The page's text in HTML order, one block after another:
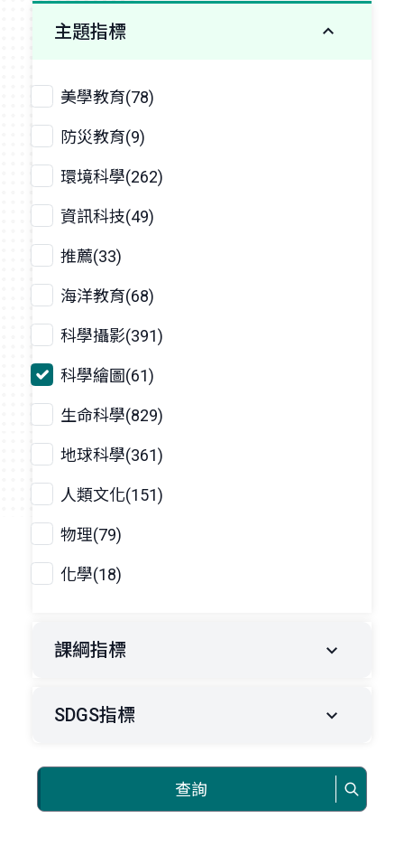
主題指標
美學教育(78)
防災教育(9)
環境科學(262)
資訊科技(49)
推薦(33)
海洋教育(68)
科學攝影(391)
科學繪圖(61)
生命科學(829)
地球科學(361)
人類文化(151)
物理(79)
化學(18)
課綱指標
SDGS指標
查詢